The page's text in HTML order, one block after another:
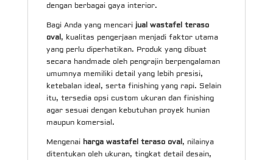
dengan berbagai gaya interior.
Bagi Anda yang mencari jual wastafel teraso
oval, kualitas pengerjaan menjadi faktor utama
yang perlu diperhatikan. Produk yang dibuat
secara handmade oleh pengrajin berpengalaman
umumnya memiliki detail yang lebih presisi,
ketebalan ideal, serta finishing yang rapi. Selain
itu, tersedia opsi custom ukuran dan finishing
agar sesuai dengan kebutuhan proyek hunian
maupun komersial.
Mengenai harga wastafel teraso oval, nilainya
ditentukan oleh ukuran, tingkat detail desain,